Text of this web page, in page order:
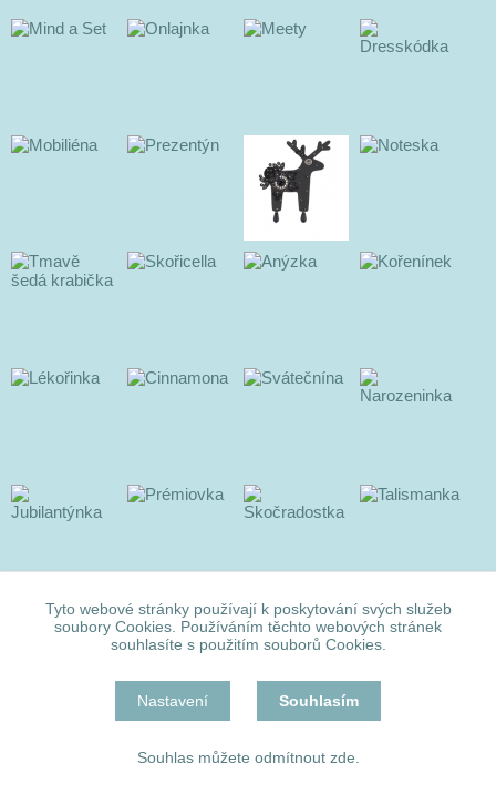
Tyto webové stránky používají k poskytování svých služeb
soubory Cookies. Používáním těchto webových stránek
souhlasíte s použitím souborů Cookies.
Nastavení Souhlasím
Souhlas můžete odmítnout zde.